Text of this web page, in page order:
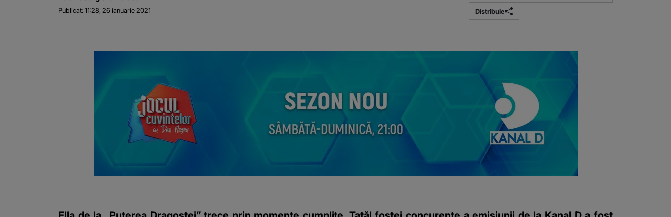
Publicat:11:28, 26 ianuarie 2021
Distribuie